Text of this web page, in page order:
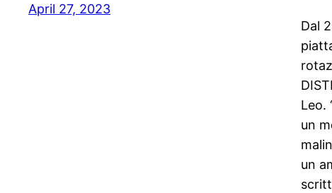
April 27, 2023
Dal
Leo.
un
un